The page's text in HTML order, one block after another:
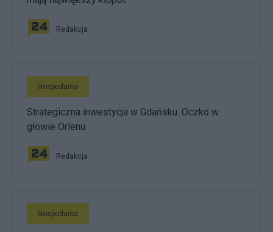
Redakcja
Gospodarka
Strategiczna inwestycja w Gdańsku. Oczko w
głowie Orlenu
Redakcja
Gospodarka